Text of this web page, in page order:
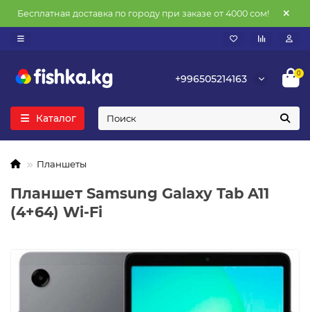
Бесплатная доставка по городу при заказе от 4000 сом!
+996505214163 0
Каталог
Планшеты
Планшет Samsung Galaxy Tab A11
(4+64) Wi-Fi